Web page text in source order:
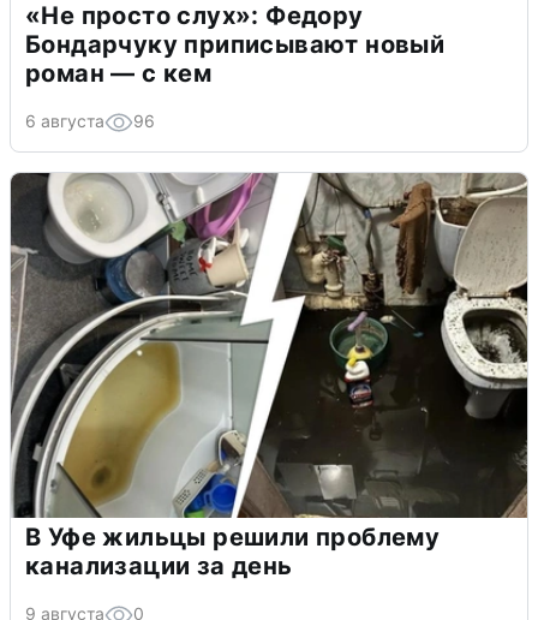
«Не просто слух»: Федору
Бондарчуку приписывают новый
роман — с кем
6 августа 96
В Уфе жильцы решили проблему
канализации за день
9 августа 0